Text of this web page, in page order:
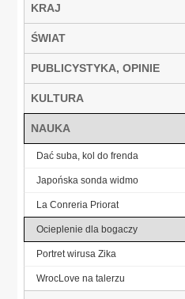
KRAJ
ŚWIAT
PUBLICYSTYKA, OPINIE
KULTURA
NAUKA
Dać suba, kol do frenda
Japońska sonda widmo
La Conreria Priorat
Ocieplenie dla bogaczy
Portret wirusa Zika
WrocLove na talerzu